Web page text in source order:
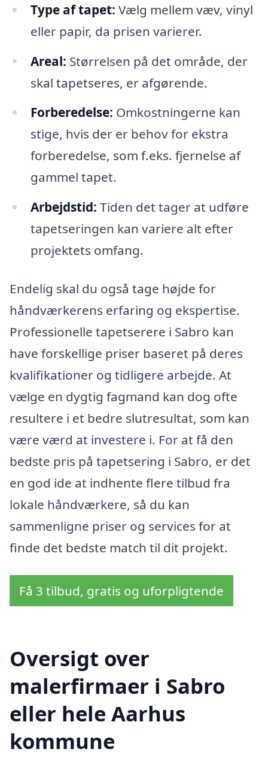
Type af tapet: Vælg mellem væv, vinyl
eller papir, da prisen varierer.
Areal: Størrelsen på det område, der
skal tapetseres, er afgørende.
Forberedelse: Omkostningerne kan
stige, hvis der er behov for ekstra
forberedelse, som f.eks. fjernelse af
gammel tapet.
Arbejdstid: Tiden det tager at udføre
tapetseringen kan variere alt efter
projektets omfang.
Endelig skal du også tage højde for
håndværkerens erfaring og ekspertise.
Professionelle tapetserere i Sabro kan
have forskellige priser baseret på deres
kvalifikationer og tidligere arbejde. At
vælge en dygtig fagmand kan dog ofte
resultere i et bedre slutresultat, som kan
være værd at investere i. For at få den
bedste pris på tapetsering i Sabro, er det
en god ide at indhente flere tilbud fra
lokale håndværkere, så du kan
sammenligne priser og services for at
finde det bedste match til dit projekt.
Få 3 tilbud, gratis og uforpligtende
Oversigt over
malerfirmaer i Sabro
eller hele Aarhus
kommune